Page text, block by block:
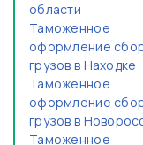
области
Таможенное
оформление
грузов в Находке
Таможенное
оформление
грузов в
Таможенное